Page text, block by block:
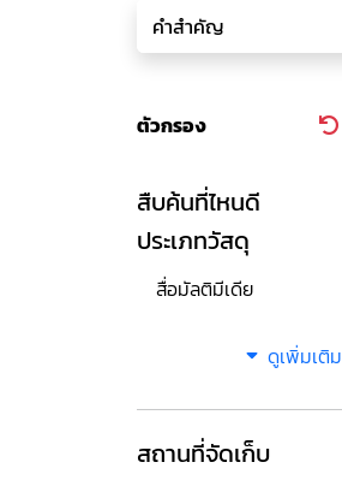
ตัวกรอง
สืบค้นที่ไหนดี
ประเภทวัสดุ
สื่อมัลติมีเดีย
ดูเพิ่มเติม
สถานที่จัดเก็บ